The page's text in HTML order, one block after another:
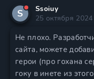
S
Ssoiuy
25 октября
Не плохо.
сайта, можете
герои (про гохана
гоку в инете из